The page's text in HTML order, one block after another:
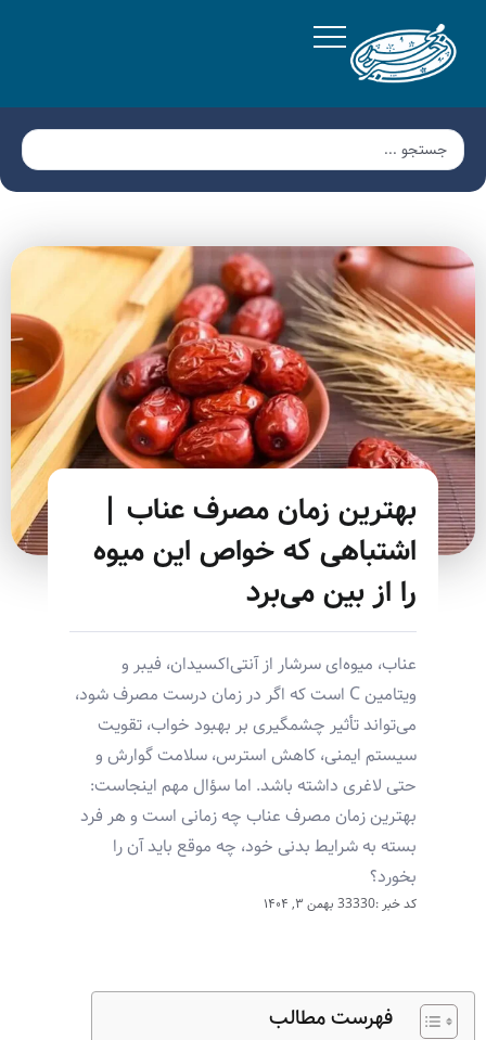
بهترین زمان مصرف عناب |
اشتباهی که خواص این میوه
را از بین می‌برد
عناب، میوه‌ای سرشار از آنتی‌اکسیدان، فیبر و
ویتامین C است که اگر در زمان درست مصرف شود،
می‌تواند تأثیر چشمگیری بر بهبود خواب، تقویت
سیستم ایمنی، کاهش استرس، سلامت گوارش و
حتی لاغری داشته باشد. اما سؤال مهم اینجاست:
بهترین زمان مصرف عناب چه زمانی است و هر فرد
بسته به شرایط بدنی خود، چه موقع باید آن را
بخورد؟
کد خبر :33330 بهمن ۳, ۱۴۰۴
فهرست مطالب